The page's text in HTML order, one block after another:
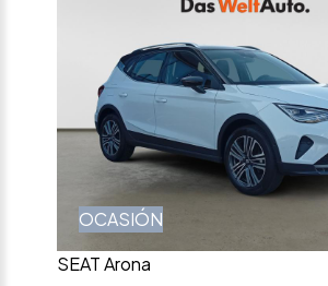
OCASIÓN
SEAT Arona